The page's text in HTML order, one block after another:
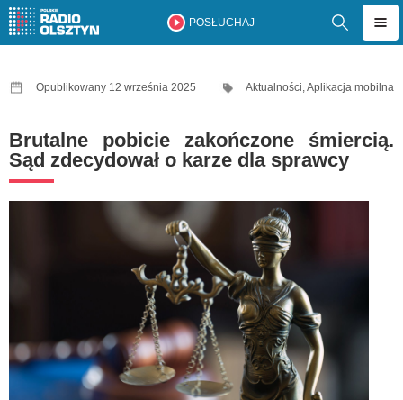
POSŁUCHAJ
Opublikowany 12 września 2025 Aktualności,Aplikacja mobilna
Brutalne pobicie zakończone śmiercią.
Sąd zdecydował o karze dla sprawcy